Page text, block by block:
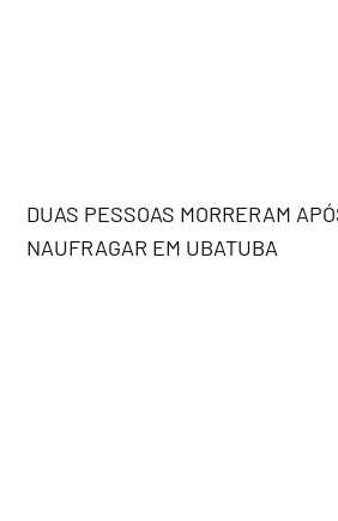
DUAS PESSOAS MORRERAM
NAUFRAGAR EM UBATUBA